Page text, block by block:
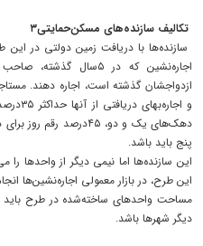
تکالیف سازنده‌های مسکن‌‌حمایتی۳
ازدواجشان گذشته است، اجاره دهند.
و
پنج باید باشد.
این سازنده‌ها اما نیمی دیگر از واحدها را
این طرح، در بازار معمولی اجاره‌نشین‌ها
دیگر شهرها باشد.